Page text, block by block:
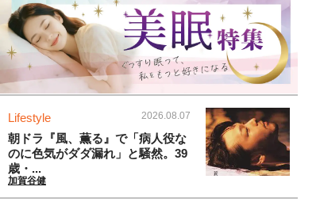
Lifestyle 2026.08.07
朝ドラ『風、薫る』で「病人役な
のに色気がダダ漏れ」と騒然。39
歳・...
加賀谷健